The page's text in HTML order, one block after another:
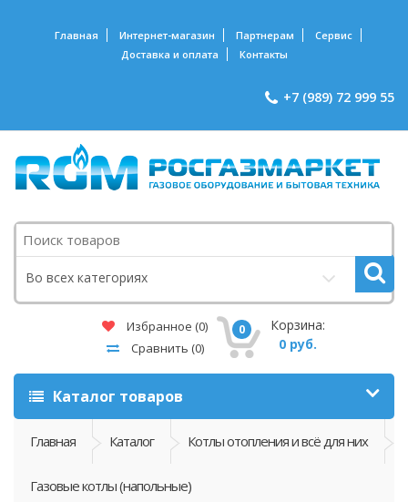
Главная Интернет-магазин Партнерам
Сервис
Доставка и оплата
Контакты
+7 (989) 72 999 55
Поиск
Во всех категориях
Избранное (0)
Сравнить (0)
0
Корзина:
0 руб.
Каталог товаров
Главная Каталог Котлы отопления и всё для них
Газовые котлы (напольные)